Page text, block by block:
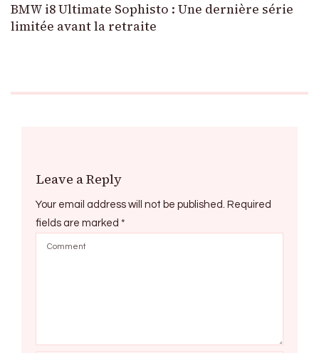
BMW i8 Ultimate Sophisto : Une dernière série
limitée avant la retraite
Leave a Reply
Your email address will not be published. Required
fields are marked *